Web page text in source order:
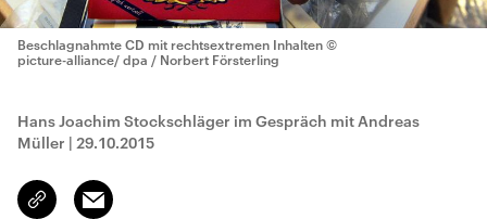
Beschlagnahmte CD mit rechtsextremen Inhalten ©
picture-alliance/ dpa / Norbert Försterling
Hans Joachim Stockschläger im Gespräch mit Andreas
Müller | 29.10.2015
Link
kopieren/teilen
Email